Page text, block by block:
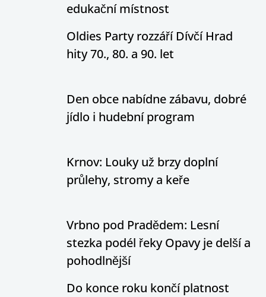
edukační místnost
Oldies Party rozzáří Dívčí Hrad
hity 70., 80. a 90. let
Den obce nabídne zábavu, dobré
jídlo i hudební program
Krnov: Louky už brzy doplní
průlehy, stromy a keře
Vrbno pod Pradědem: Lesní
stezka podél řeky Opavy je delší a
pohodlnější
Do konce roku končí platnost